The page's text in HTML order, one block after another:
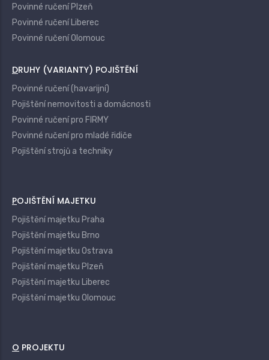
Povinné ručení Plzeň
Povinné ručení Liberec
Povinné ručení Olomouc
DRUHY (VARIANTY) POJIŠTĚNÍ
Povinné ručení (havarijní)
Pojištění nemovitosti a domácnosti
Povinné ručení pro FIRMY
Povinné ručení pro mladé řidiče
Pojištění strojů a techniky
POJIŠTĚNÍ MAJETKU
Pojištění majetku Praha
Pojištění majetku Brno
Pojištění majetku Ostrava
Pojištění majetku Plzeň
Pojištění majetku Liberec
Pojištění majetku Olomouc
O PROJEKTU